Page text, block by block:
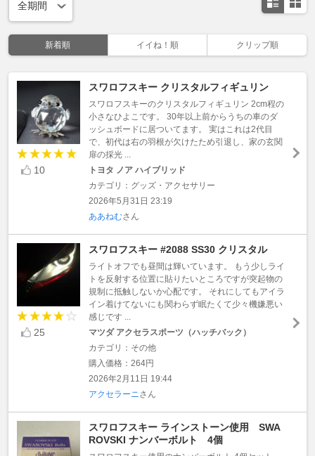
新着順 イイね！順 クリップ順
10
スワロフスキー クリスタルフィギュリン
スワロフスキーのクリスタルフィギュリン 2cm程の
小さなひよこです。 30年以上前からうちの車のダ
ッシュボードに居ついてます。 実はこれは2代目
で、初代は右の羽根が欠けたため引退し、家の玄関
扉の採光 ...
トヨタ ノア ハイブリッド
カテゴリ：グッズ・アクセサリー
2026年5月31日 23:19
ああねむさん
25
スワロフスキー #2088 SS30 クリスタル
ライトオフでも昼間は輝いています。 もう少しライ
トを反射する位置に貼りたいところですが突起物の
規制に抵触しないか心配です。 それにしてもアイラ
イン着けてないにも関わらず眠たくて少々機嫌悪い
感じです ...
マツダ アクセラスポーツ（ハッチバック）
カテゴリ：その他
購入価格：264円
2026年2月11日 19:44
アクセラーニ さん
スワロフスキー ラインストーン使用 SWA
ROVSKI ナンバーボルト 4個